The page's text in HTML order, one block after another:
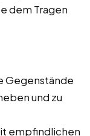
dem Tragen
Gegenstände
und zu
empfindlichen